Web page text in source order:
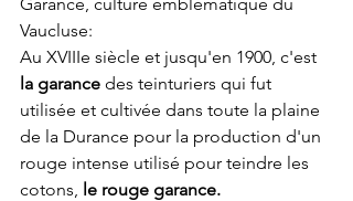
Vaucluse:
Au XVIIIe siècle et jusqu'en 1900, c'est
la garance des teinturiers qui fut
utilisée et cultivée dans toute la plaine
de la Durance pour la production d'un
rouge intense utilisé pour teindre les
cotons, le rouge garance.